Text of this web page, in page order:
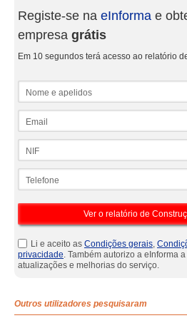
Registe-se na eInforma e
empresa grátis
Em 10 segundos terá acesso ao relatório
Li e aceito as Condições gerais,
privacidade. Também autorizo a eInforma
atualizações e melhorias do serviço.
Outros utilizadores pesquisaram